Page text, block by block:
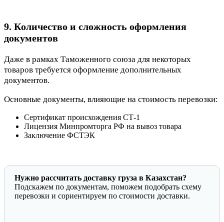
9. Количество и сложность оформления
документов
Даже в рамках Таможенного союза для некоторых
товаров требуется оформление дополнительных
документов.
Основные документы, влияющие на стоимость перевозки:
Сертификат происхождения СТ-1
Лицензия Минпромторга РФ на вывоз товара
Заключение ФСТЭК
Нужно рассчитать доставку груза в Казахстан?
Подскажем по документам, поможем подобрать схему
перевозки и сориентируем по стоимости доставки.